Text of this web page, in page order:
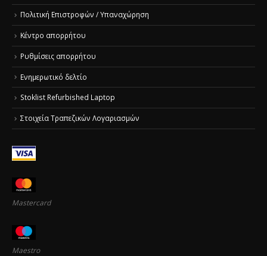
Πολιτική Επιστροφών / Υπαναχώρηση
Κέντρο απορρήτου
Ρυθμίσεις απορρήτου
Ενημερωτικό δελτίο
Stoklist Refurbished Laptop
Στοιχεία Τραπεζικών Λογαριασμών
Mastercard
Maestro